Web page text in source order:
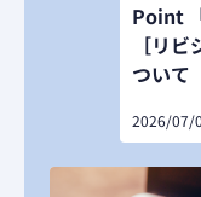
Point
［リ
ついて
2026/07/